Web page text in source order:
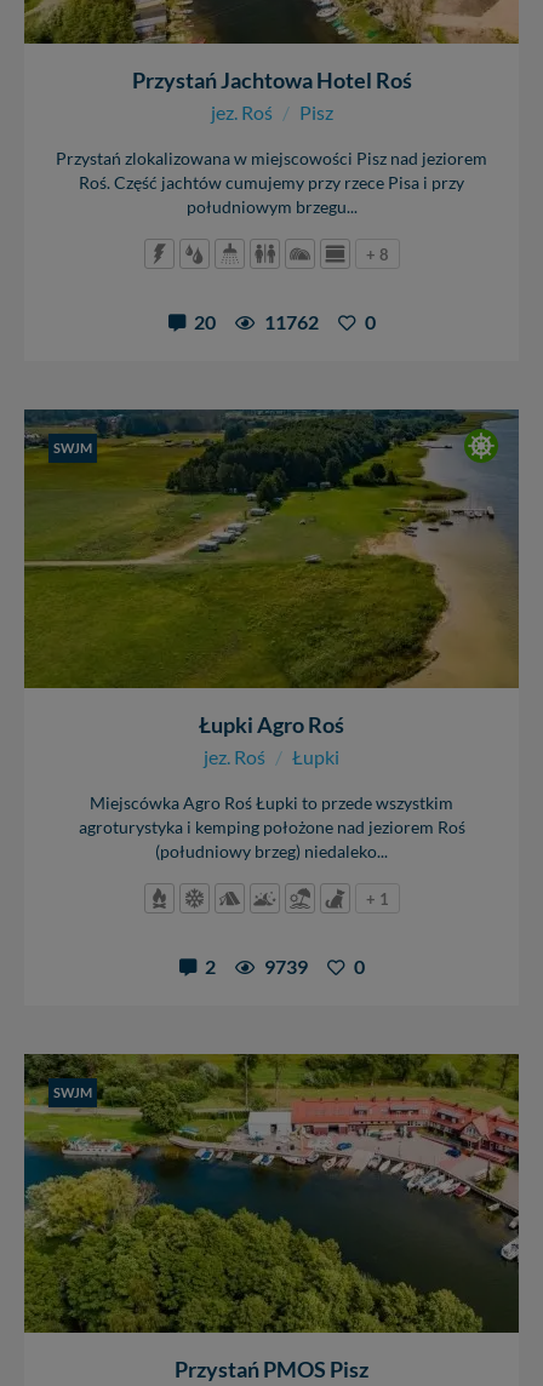
Przystań Jachtowa Hotel Roś
jez. Roś / Pisz
Przystań zlokalizowana w miejscowości Pisz nad jeziorem
Roś. Część jachtów cumujemy przy rzece Pisa i przy
południowym brzegu...
+ 8
20 11762 0
SWJM
Łupki Agro Roś
jez. Roś / Łupki
Miejscówka Agro Roś Łupki to przede wszystkim
agroturystyka i kemping położone nad jeziorem Roś
(południowy brzeg) niedaleko...
+ 1
2 9739 0
SWJM
Przystań PMOS Pisz